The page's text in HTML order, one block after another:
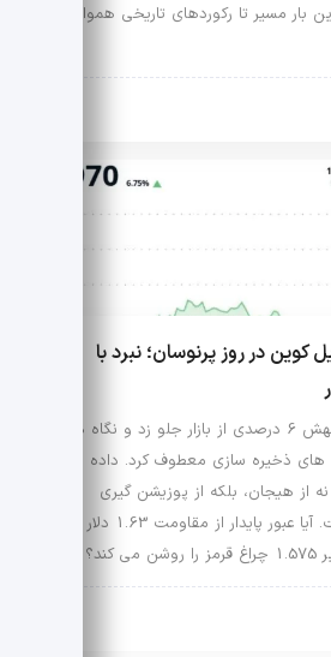
بار مسیر تا رکوردهای تاریخی هموار
فایل کوین در روز پرنوسان؛ نبرد با
فایل کوین امروز با جهش 6 درصدی از بازار جلو زد و نگاه ها
های ذخیره سازی معطوف کرد. داده ها
از هیجان، بلکه از پوزیشن گیری
حساب شده آمده است. آیا عبور پایدار از مقاومت 1.63 دلار در